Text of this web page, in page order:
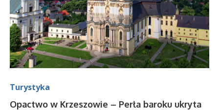
Turystyka
Opactwo w Krzeszowie – Perła baroku ukryta